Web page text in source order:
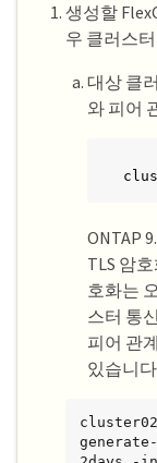
생성할
우 클러스
대상 클
와 피어
ONTAP
TLS 암
호화는
스터 통
피어 관
있습니